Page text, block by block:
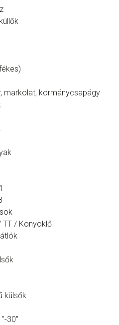
markolat, kormánycsapágy
TT / Könyöklő
külsők
30"